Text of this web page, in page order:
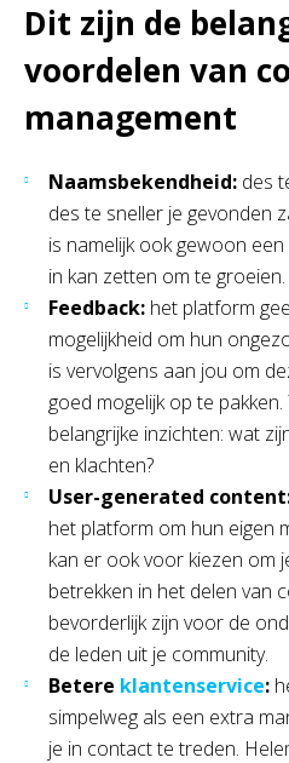
Dit zijn de
voordelen van
management
Naamsbekendheid: des
des te sneller je gevonden
is namelijk ook gewoon
in kan zetten om te groeien.
Feedback: het platform
mogelijkheid om hun
is vervolgens aan jou om
goed mogelijk op te
belangrijke inzichten: wat
en klachten?
User-generated
het platform om hun eigen
kan er ook voor kiezen om
betrekken in het delen van
bevorderlijk zijn voor de
de leden uit je community.
Betere klantenservice:
simpelweg als een extra
je in contact te treden.